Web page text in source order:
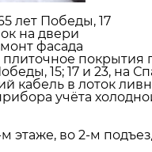
лет Победы, 17
на двери
фасада
покрытия
15; 17 и 23, на
кабель в лоток
учёта
этаже, во 2-м